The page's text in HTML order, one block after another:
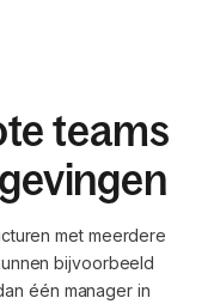
teams
met meerdere
bijvoorbeeld
één manager in